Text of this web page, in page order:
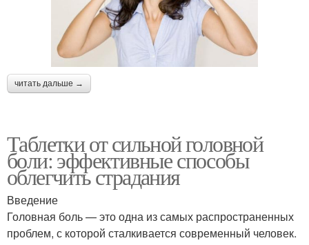
читать дальше →
Таблетки от сильной головной
боли: эффективные способы
облегчить страдания
Введение
Головная боль — это одна из самых распространенных
проблем, с которой сталкивается современный человек.